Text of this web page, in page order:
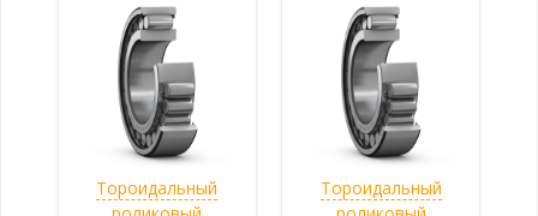
Тороидальный
Тороидальный